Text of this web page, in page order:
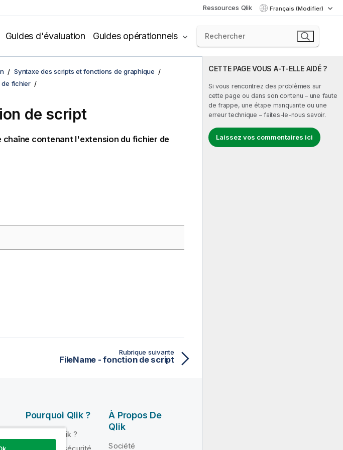
Ressources Qlik Français (Modifier)
Guides d'évaluation Guides opérationnels
CETTE PAGE VOUS A-T-ELLE AIDÉ ?
Si vous rencontrez des problèmes sur
cette page ou dans son contenu – une faute
de frappe, une étape manquante ou une
erreur technique – faites-le-nous savoir.
Laissez vos commentaires ici
Syntaxe des scripts et fonctions de graphique
de fichier
de script
contenant l'extension du fichier de
Rubrique suivante
FileName - fonction de script
Pourquoi Qlik ?
Pourquoi Qlik ?
Fiabilité et sécurité
À Propos De
Qlik
Société